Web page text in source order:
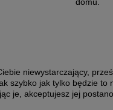
niewystarczający,
szybko jak tylko będzie to
je, akceptujesz jej